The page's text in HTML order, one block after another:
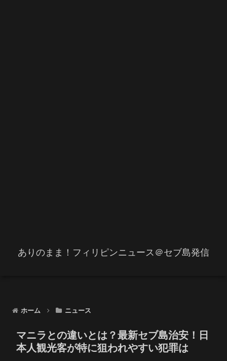
ありのまま！フィリピンニュース＠セブ島発信
ホーム ニュース
マニラとの違いとは？最新セブ島治安！日
本人観光客が特に狙われやすい犯罪は